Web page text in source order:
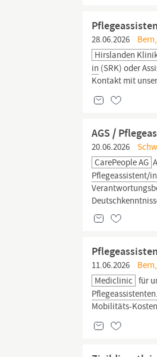
28.06.2026
Hirslanden
in (SRK) oder
Kontakt mit
AGS /
20.06.2026
CarePeople AG
Pflegeassistent/in
11.06.2026
Mediclinic für
Pflegeassistenten.
Mobilitäts-